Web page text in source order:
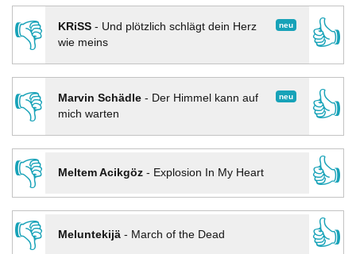
👎
neu
KRiSS- Und plötzlich schlägt dein Herz
wie meins
👍
👎 neu
Marvin Schädle- Der Himmel kann auf
mich warten
👍
👎
Meltem Acikgöz- Explosion In My Heart
👍
👎
Meluntekijä- March of the Dead
👍